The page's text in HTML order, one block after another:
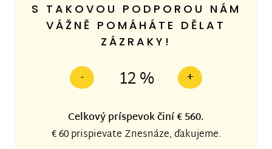
S TAKOVOU PODPOROU NÁM
VÁŽNĚ POMÁHÁTE DĚLAT
ZÁZRAKY!
- +
12 %
Celkový príspevok činí€ 560.
€ 60prispievate Znesnáze, ďakujeme.